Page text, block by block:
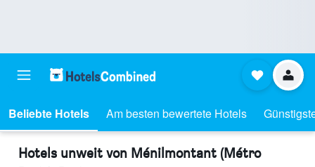
Beliebte Hotels Am besten bewertete Hotels
Hotels unweit von Ménilmontant (Métro